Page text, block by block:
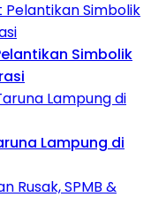
Simbolik
Lampung di